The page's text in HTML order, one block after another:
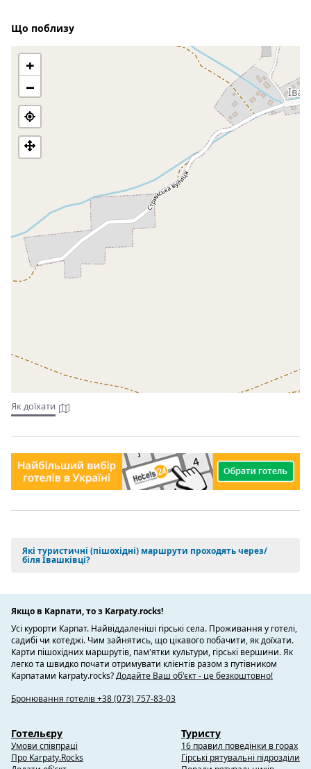
Що поблизу
+
−
Як доїхати
Які туристичні (пішохідні) маршрути проходять через/
біля Івашківці?
Якщо в Карпати, то з Karpaty.rocks!
Усі курорти Карпат. Найвіддаленіші гірські села. Проживання у готелі,
садибі чи котеджі. Чим зайнятись, що цікавого побачити, як доїхати.
Карти пішохідних маршрутів, пам'ятки культури, гірські вершини. Як
легко та швидко почати отримувати клієнтів разом з путівником
Карпатами karpaty.rocks?Додайте Ваш об'єкт - це безкоштовно!
Бронювання готелів +38 (073) 757-83-03
Готельєру
Умови співпраці
Про Karpaty.Rocks
Туристу
16 правил поведінки в горах
Гірські рятувальні підрозділи